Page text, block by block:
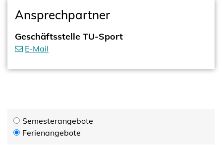
Ansprechpartner
Geschäftsstelle TU-Sport
E-Mail
Semesterangebote
Ferienangebote